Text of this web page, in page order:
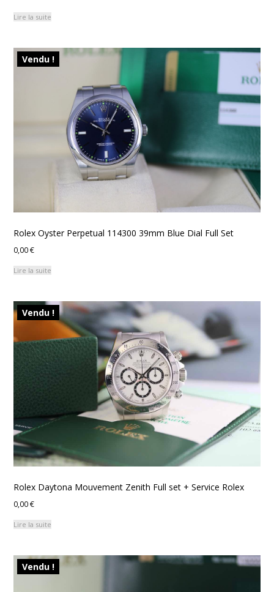
Lire la suite
Vendu !
Rolex Oyster Perpetual 114300 39mm Blue Dial Full Set
0,00€
Lire la suite
Vendu !
Rolex Daytona Mouvement Zenith Full set + Service Rolex
0,00€
Lire la suite
Vendu !